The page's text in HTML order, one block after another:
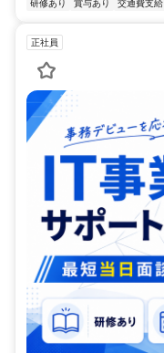
研修あり
賞与あり 交通費支給
正社員